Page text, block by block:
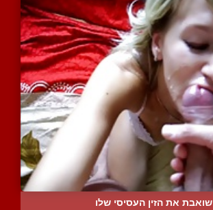
שואבת את הזין העסיסי שלו